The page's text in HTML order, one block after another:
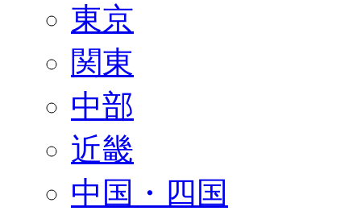
東京
関東
中部
近畿
中国・四国